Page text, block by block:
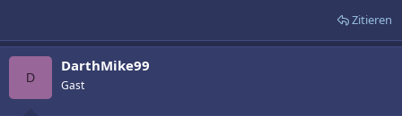
Zitieren
D
DarthMike99
Gast